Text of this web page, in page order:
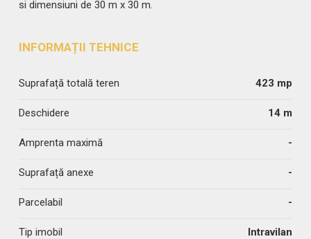
si dimensiuni de 30 m x 30 m.
INFORMAȚII TEHNICE
Suprafață totală teren 423 mp
Deschidere 14 m
Amprenta maximă -
Suprafață anexe -
Parcelabil -
Tip imobil Intravilan